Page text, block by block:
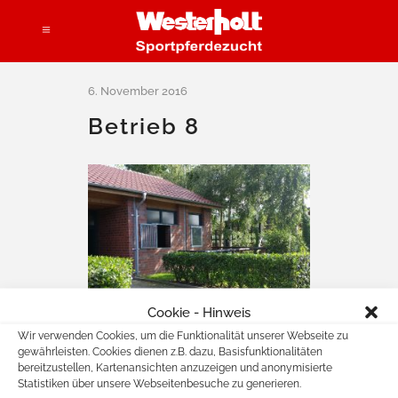
Cookie - Hinweis
Wir verwenden Cookies, um die Funktionalität unserer Webseite zu
gewährleisten. Cookies dienen z.B. dazu, Basisfunktionalitäten
bereitzustellen, Kartenansichten anzuzeigen und anonymisierte
Statistiken über unsere Webseitenbesuche zu generieren.
Betrieb 8